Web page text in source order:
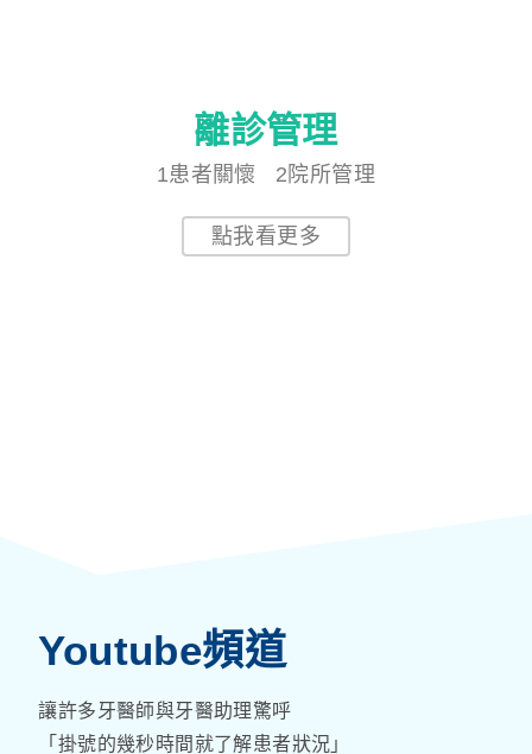
離診管理
1患者關懷 2院所管理
點我看更多
更緊密、友善的醫病關係
不實負評退散! 好評傳千里!
一機在手，效率掌控多家院所
Youtube頻道
讓許多牙醫師與牙醫助理驚呼
「掛號的幾秒時間就了解患者狀況」